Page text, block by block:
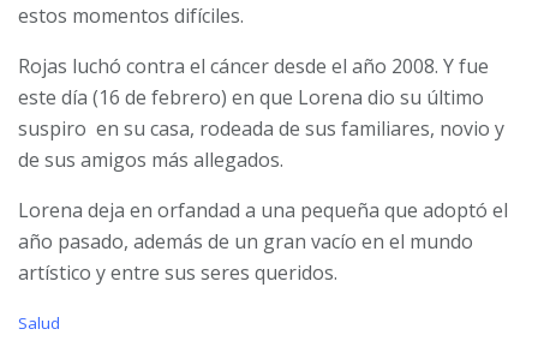
estos momentos difíciles.
Rojas luchó contra el cáncer desde el año 2008. Y fue
este día (16 de febrero) en que Lorena dio su último
suspiro en su casa, rodeada de sus familiares, novio y
de sus amigos más allegados.
Lorena deja en orfandad a una pequeña que adoptó el
año pasado, además de un gran vacío en el mundo
artístico y entre sus seres queridos.
C
Salud